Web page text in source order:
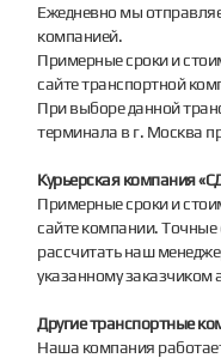
Ежедневно мы
компанией.
Примерные сроки и
сайте транспортной
При выборе данной
терминала в г. Москва
Курьерская компания
Примерные сроки и
сайте компании. Точные
рассчитать наш
указанному заказчиком
Другие транспортные
Наша компания